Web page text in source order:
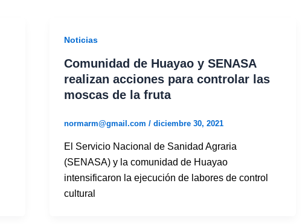
Noticias
Comunidad de Huayao y SENASA
realizan acciones para controlar las
moscas de la fruta
normarm@gmail.com / diciembre 30, 2021
El Servicio Nacional de Sanidad Agraria
(SENASA) y la comunidad de Huayao
intensificaron la ejecución de labores de control
cultural